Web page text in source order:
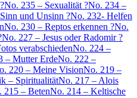
No. 235 – Sexualität ?No. 234 –
und Unsinn ?No. 232- Helfen
No. 230 – Reptos erkennen ?No.
No. 227 – Jesus oder Radomir ?
verabschiedenNo. 224 –
– Mutter ErdeNo. 222 –
220 – Meine VisionNo. 219 –
– SpiritualitätNo. 217 – Alois
215 – BetenNo. 214 – Keltische